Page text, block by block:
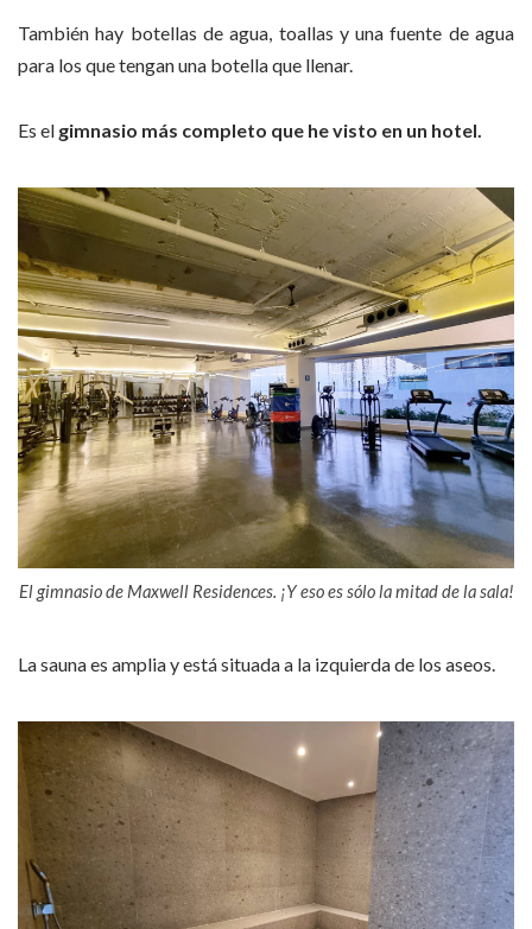
También hay botellas de agua, toallas y una fuente de agua
para los que tengan una botella que llenar.
Es el gimnasio más completo que he visto en un hotel.
El gimnasio de Maxwell Residences. ¡Y eso es sólo la mitad de la sala!
La sauna es amplia y está situada a la izquierda de los aseos.